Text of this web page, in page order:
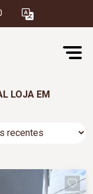
LOJA EM